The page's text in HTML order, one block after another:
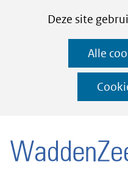
CookiesDeze site
deze
Alle